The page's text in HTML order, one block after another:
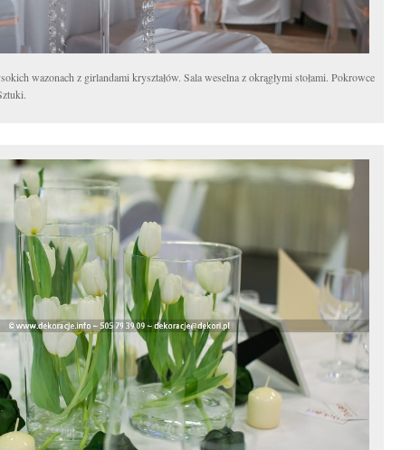
wazonach z girlandami kryształów. Sala weselna z okrągłymi stołami. Pokrowce